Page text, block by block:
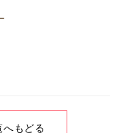
へもどる